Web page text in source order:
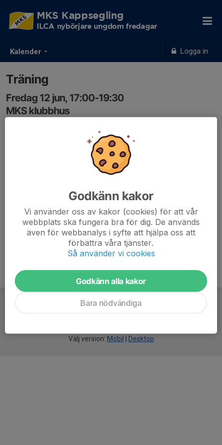
Kalender Logga in
MKS Kappsegling
ILCA nybörjare ungdom fredagar
Träning
Fredag 12 jun, 17:00-19:30
MKS klubbhus
Välj version: Mobil Desktop
Godkänn kakor
Vi använder oss av kakor (cookies) för att vår
webbplats ska fungera bra för dig. De används
även för webbanalys i syfte att hjälpa oss att
förbättra våra tjänster.
Så använder vi cookies
Godkänn alla kakor
Bara nödvändiga